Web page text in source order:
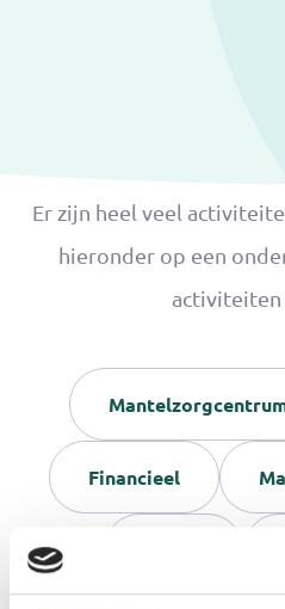
Er zijn heel veel
hieronder op een
activiteiten
Financieel